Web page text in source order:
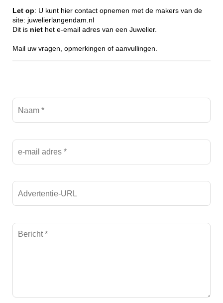
Let op: U kunt hier contact opnemen met de makers van de
site: juwelierlangendam.nl
Dit is niet het e-email adres van een Juwelier.
Mail uw vragen, opmerkingen of aanvullingen.